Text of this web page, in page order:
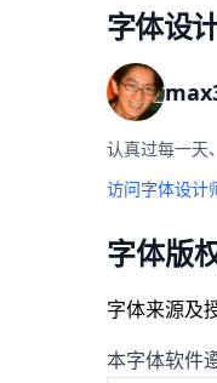
字体设
认真过每一天
访问字体设计
字体版
字体来源及
本字体软件